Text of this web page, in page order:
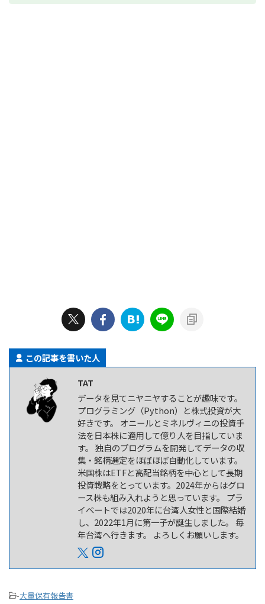
この記事を書いた人
TAT
データを見てニヤニヤすることが趣味です。
プログラミング（Python）と株式投資が大
好きです。 オニールとミネルヴィニの投資手
法を日本株に適用して億り人を目指していま
す。 独自のプログラムを開発してデータの収
集・銘柄選定をほぼほぼ自動化しています。
米国株はETFと高配当銘柄を中心として長期
投資戦略をとっています。2024年からはグロ
ース株も組み入れようと思っています。 プラ
イベートでは2020年に台湾人女性と国際結婚
し、2022年1月に第一子が誕生しました。 毎
年台湾へ行きます。 よろしくお願いします。
-大量保有報告書